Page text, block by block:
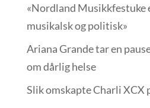
«Nordland Musikkfest­uke
musikalsk og politisk»
Ariana Grande tar en
om dårlig helse
Slik omskapte Charli XCX